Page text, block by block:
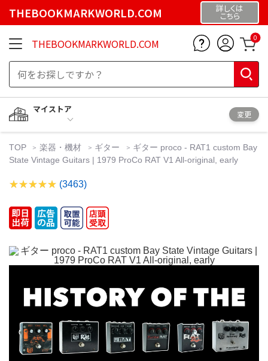
THEBOOKMARKWORLD.COM 詳しくは
こちら
THEBOOKMARKWORLD.COM 0
マイストア
変更
TOP 楽器・機材 ギター
ギター proco - RAT1 custom Bay
State Vintage Guitars | 1979 ProCo RAT V1 All-original, early
(3463)